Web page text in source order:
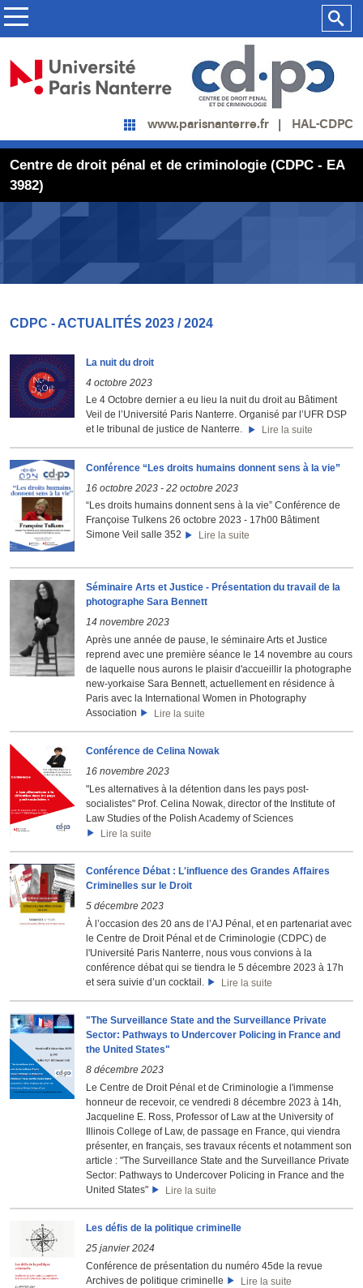
www.parisnanterre.fr HAL-CDPC
Centre de droit pénal et de criminologie (CDPC - EA
3982)
CDPC - ACTUALITÉS 2023 / 2024
La nuit du droit
4 octobre 2023
Le 4 Octobre dernier a eu lieu la nuit du droit au Bâtiment
Veil de l’Université Paris Nanterre. Organisé par l’UFR DSP
et le tribunal de justice de Nanterre.
Lire la suite
Conférence “Les droits humains donnent sens à la vie”
16 octobre 2023 - 22 octobre 2023
“Les droits humains donnent sens à la vie” Conférence de
Françoise Tulkens 26 octobre 2023 - 17h00 Bâtiment
Simone Veil salle 352
Lire la suite
Séminaire Arts et Justice - Présentation du travail de la
photographe Sara Bennett
14 novembre 2023
Après une année de pause, le séminaire Arts et Justice
reprend avec une première séance le 14 novembre au cours
de laquelle nous aurons le plaisir d'accueillir la photographe
new-yorkaise Sara Bennett, actuellement en résidence à
Paris avec la International Women in Photography
Association
Lire la suite
Conférence de Celina Nowak
16 novembre 2023
"Les alternatives à la détention dans les pays post-
socialistes" Prof. Celina Nowak, director of the Institute of
Law Studies of the Polish Academy of Sciences
Lire la suite
Conférence Débat : L'influence des Grandes Affaires
Criminelles sur le Droit
5 décembre 2023
À l’occasion des 20 ans de l’AJ Pénal, et en partenariat avec
le Centre de Droit Pénal et de Criminologie (CDPC) de
l'Université Paris Nanterre, nous vous convions à la
conférence débat qui se tiendra le 5 décembre 2023 à 17h
et sera suivie d’un cocktail.
Lire la suite
"The Surveillance State and the Surveillance Private
Sector: Pathways to Undercover Policing in France and
the United States"
8 décembre 2023
Le Centre de Droit Pénal et de Criminologie a l'immense
honneur de recevoir, ce vendredi 8 décembre 2023 à 14h,
Jacqueline E. Ross, Professor of Law at the University of
Illinois College of Law, de passage en France, qui viendra
présenter, en français, ses travaux récents et notamment son
article : "The Surveillance State and the Surveillance Private
Sector: Pathways to Undercover Policing in France and the
United States"
Lire la suite
Les défis de la politique criminelle
25 janvier 2024
Conférence de présentation du numéro 45de la revue
Archives de politique criminelle
Lire la suite